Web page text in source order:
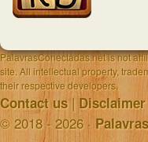
PalavrasConectadas.net is not
site. All intellectual property,
their respective developers.
Contact us|Disclaimer
© 2018 - 2026 ·